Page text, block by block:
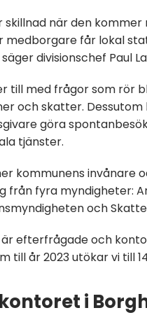
skillnad när den
medborgare får lokal
divisionschef Paul
till med frågor som rör
och skatter. Dessutom
göra
tjänster.
kommunens invånare
från fyra myndigheter:
och
efterfrågade och
till år 2023 utökar vi till
i